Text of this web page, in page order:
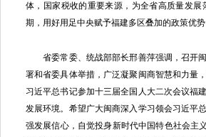
体，国家税收的重要来源，为全省高质量发
期，用好用足中央赋予福建多区叠加的政策优
省委常委、统战部部长邢善萍强调，召开闽
署和省委具体举措，广泛凝聚闽商智慧和力量
习近平总书记参加十三届全国人大二次会议福
发展环境。希望广大闽商深入学习领会习近平
强发展信心，自觉投身新时代中国特色社会主